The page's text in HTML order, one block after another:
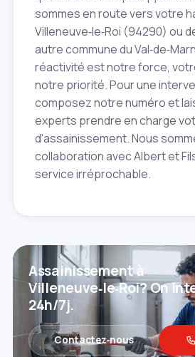
sommes en route vers votre
Villeneuve‑le‑Roi (94290) ou
autre commune du
réactivité est notre force,
notre priorité. Pour une
composez notre numéro et
experts prendre en charge
d'assainissement. Nous
collaboration avec Albert et
service irréprochable.
Assainissement à
Villeneuve‑le‑Roi? On
24h/7j.
Contactez‑nous